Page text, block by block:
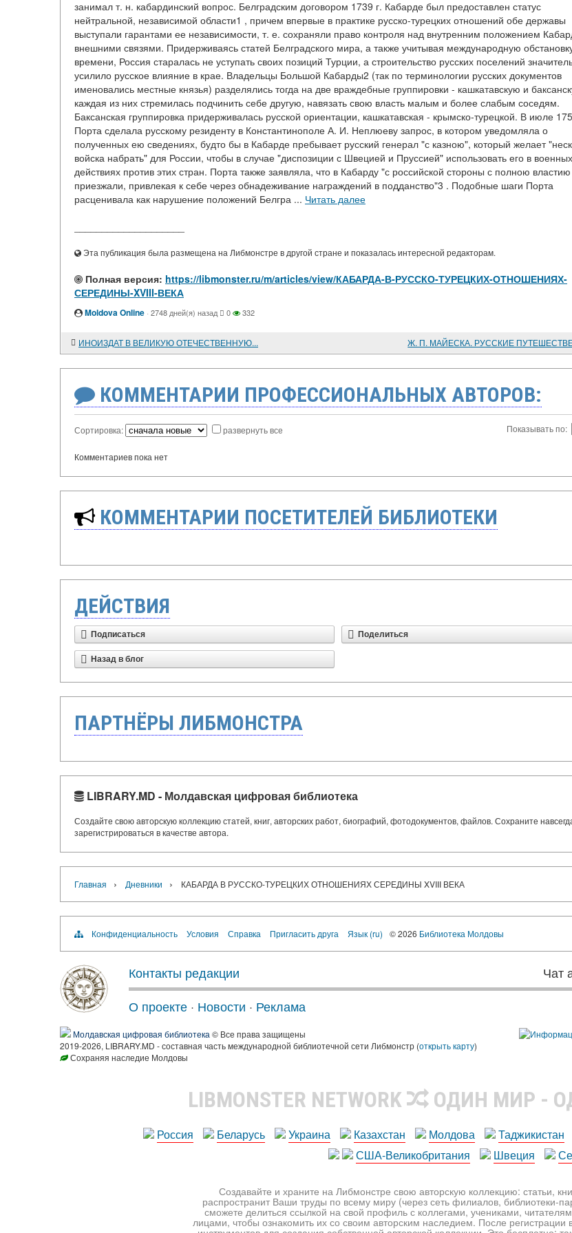
занимал т. н. кабардинский вопрос. Белградским договором 1739 г. Кабарде был предоставлен статус
нейтральной, независимой области1 , причем впервые в практике русско-турецких отношений обе державы
выступали гарантами ее независимости, т. е. сохраняли право контроля над внутренним положением
внешними связями. Придерживаясь статей Белградского мира, а также учитывая международную
времени, Россия старалась не уступать своих позиций Турции, а строительство русских поселений
усилило русское влияние в крае. Владельцы Большой Кабарды2 (так по терминологии русских документов
именовались местные князья) разделялись тогда на две враждебные группировки - кашкатавскую и
каждая из них стремилась подчинить себе другую, навязать свою власть малым и более слабым соседям.
Баксанская группировка придерживалась русской ориентации, кашкатавская - крымско-турецкой. В июле
Порта сделала русскому резиденту в Константинополе А. И. Неплюеву запрос, в котором уведомляла о
полученных ею сведениях, будто бы в Кабарде пребывает русский генерал "с казною", который желает
войска набрать" для России, чтобы в случае "диспозиции с Швецией и Пруссией" использовать его в военных
действиях против этих стран. Порта также заявляла, что в Кабарду "с российской стороны с полною властию
приезжали, привлекая к себе через обнадеживание награждений в подданство"3 . Подобные шаги Порта
расценивала как нарушение положений Белгра ... Читать далее
Эта публикация была размещена на Либмонстре в другой стране и показалась интересной редакторам.
Полная версия: https://libmonster.ru/m/articles/view/КАБАРДА-В-РУССКО-ТУРЕЦКИХ-ОТНОШЕНИЯХ-
СЕРЕДИНЫ-XVIII-ВЕКА
Moldova Online · 2748 дней(я) назад 0 332
ИНОИЗДАТ В ВЕЛИКУЮ ОТЕЧЕСТВЕННУЮ...
КОММЕНТАРИИ ПРОФЕССИОНАЛЬНЫХ АВТОРОВ:
Сортировка: развернуть все Показывать по:
Комментариев пока нет
КОММЕНТАРИИ ПОСЕТИТЕЛЕЙ БИБЛИОТЕКИ
ДЕЙСТВИЯ
Подписаться Поделиться
Назад в блог
ПАРТНЁРЫ ЛИБМОНСТРА
LIBRARY.MD - Молдавская цифровая библиотека
Создайте свою авторскую коллекцию статей, книг, авторских работ, биографий, фотодокументов, файлов. Сохраните
зарегистрироваться в качестве автора.
Главная › Дневники › КАБАРДА В РУССКО-ТУРЕЦКИХ ОТНОШЕНИЯХ СЕРЕДИНЫ XVIII ВЕКА
Конфиденциальность Условия Справка Пригласить друга Язык (ru) © 2026 Библиотека Молдовы
Контакты редакции Чат
О проекте · Новости · Реклама
Молдавская цифровая библиотека © Все права защищены
2019-2026, LIBRARY.MD - составная часть международной библиотечной сети Либмонстр (открыть карту)
Сохраняя наследие Молдовы
LIBMONSTER NETWORK ОДИН МИР -
Россия Беларусь Украина Казахстан Молдова Таджикистан
США-Великобритания
Швеция
Создавайте и храните на Либмонстре свою авторскую коллекцию: статьи,
распространит Ваши труды по всему миру (через сеть филиалов, библиотеки-
сможете делиться ссылкой на свой профиль с коллегами, учениками,
лицами, чтобы ознакомить их со своим авторским наследием. После